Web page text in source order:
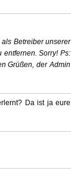
Betreiber unserer
entfernen. Sorry! Ps:
Grüßen, der Admin
Da ist ja eure